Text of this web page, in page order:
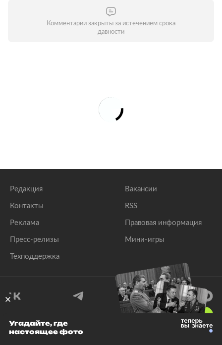
Комментарии закрыты за истечением срока
давности
Редакция
Контакты
Реклама
Пресс-релизы
Техподдержка
Вакансии
RSS
Правовая информация
Мини-игры
© 1999–2026 Все права защищены.
Угадайте, где
настоящее фото